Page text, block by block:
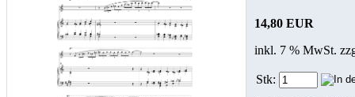
14,80 EUR
inkl. 7 % MwSt.
Stk: